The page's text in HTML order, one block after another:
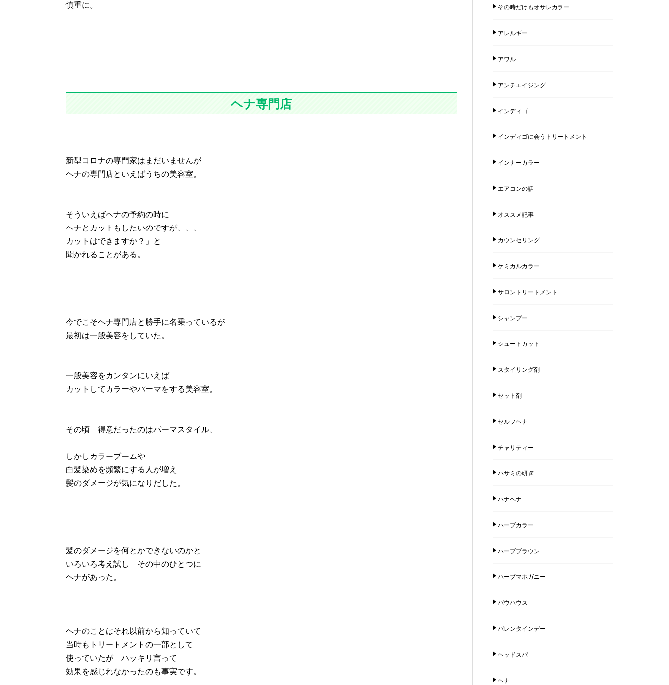
慎重に。
ヘナ専門店
新型コロナの専門家はまだいませんが
ヘナの専門店といえばうちの美容室。
そういえばヘナの予約の時に
ヘナとカットもしたいのですが、、、
カットはできますか？」と
聞かれることがある。
今でこそヘナ専門店と勝手に名乗っているが
最初は一般美容をしていた。
一般美容をカンタンにいえば
カットしてカラーやパーマをする美容室。
その頃 得意だったのはパーマスタイル、
しかしカラーブームや
白髪染めを頻繁にする人が増え
髪のダメージが気になりだした。
髪のダメージを何とかできないのかと
いろいろ考え試し その中のひとつに
ヘナがあった。
ヘナのことはそれ以前から知っていて
当時もトリートメントの一部として
使っていたが ハッキリ言って
効果を感じれなかったのも事実です。
その時だけもオサレカラー
アレルギー
アワル
アンチエイジング
インディゴ
インディゴに会うトリートメント
インナーカラー
エアコンの話
オススメ記事
カウンセリング
ケミカルカラー
サロントリートメント
シャンプー
シュートカット
スタイリング剤
セット剤
セルフヘナ
チャリティー
ハサミの研ぎ
ハナヘナ
ハーブカラー
ハーブブラウン
ハーブマホガニー
バウハウス
バレンタインデー
ヘッドスパ
ヘナ